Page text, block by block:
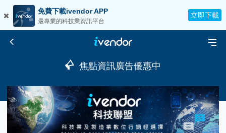
免費下載ivendor APP
最專業的科技業資訊平台
立即下載
焦點資訊廣告優惠中